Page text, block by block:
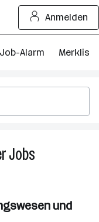
Anmelden
Job-Alarm Merkliste
Jobs
und